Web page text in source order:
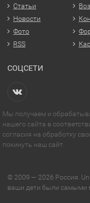
Статьи
Новости
Фото
RSS
СОЦСЕТИ
Мы получаем и
нашего сайта в
согласия на обработку
покинуть наш сайт.
© 2009 — 2026 Россия.
ваши дети были самыми